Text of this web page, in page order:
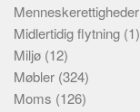
Menneskerettigheder
Midlertidig flytning (1)
Miljø (12)
Møbler (324)
Moms (126)